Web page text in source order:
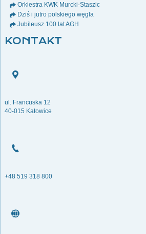
Orkiestra KWK Murcki-Staszic
Dziś i jutro polskiego węgla
Jubileusz 100 lat AGH
KONTAKT
ul. Francuska 12
40-015 Katowice
+48 519 318 800